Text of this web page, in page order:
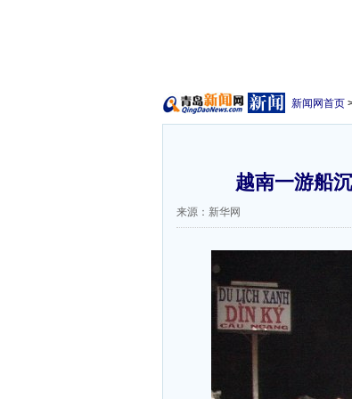
新闻网首页
越南一游船
来源：新华网